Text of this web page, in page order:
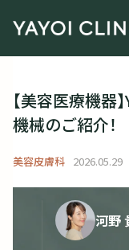
【美容医療機器
機械のご紹介！
美容皮膚科 2026.05.29
河野